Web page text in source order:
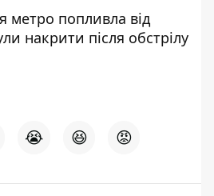
метро попливла від
накрити після обстрілу
😭 😆 😡